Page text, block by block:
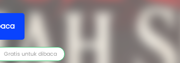
Gratis untuk dibaca